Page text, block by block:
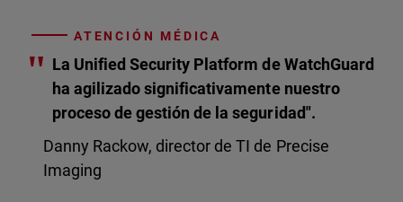
ATENCIÓN MÉDICA
" La Unified Security Platform de WatchGuard
ha agilizado significativamente nuestro
proceso de gestión de la seguridad".
Danny Rackow, director de TI de Precise
Imaging